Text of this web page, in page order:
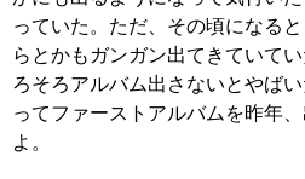
っていた。ただ、その頃になる
らとかもガンガン出てきていて
ろそろアルバム出さないとやば
ってファーストアルバムを昨年
よ。